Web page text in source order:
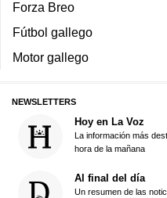
Forza Breo
Fútbol gallego
Motor gallego
NEWSLETTERS
Hoy en La Voz
La información más
hora de la mañana
Al final del día
Un resumen de las